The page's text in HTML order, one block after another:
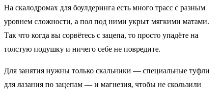
На скалодромах для боулдеринга есть много трасс с разным
уровнем сложности, а пол под ними укрыт мягкими матами.
Так что когда вы сорвётесь с зацепа, то просто упадёте на
толстую подушку и ничего себе не повредите.
Для занятия нужны только скальники — специальные туфли
для лазания по зацепам — и магнезия, чтобы не скользили